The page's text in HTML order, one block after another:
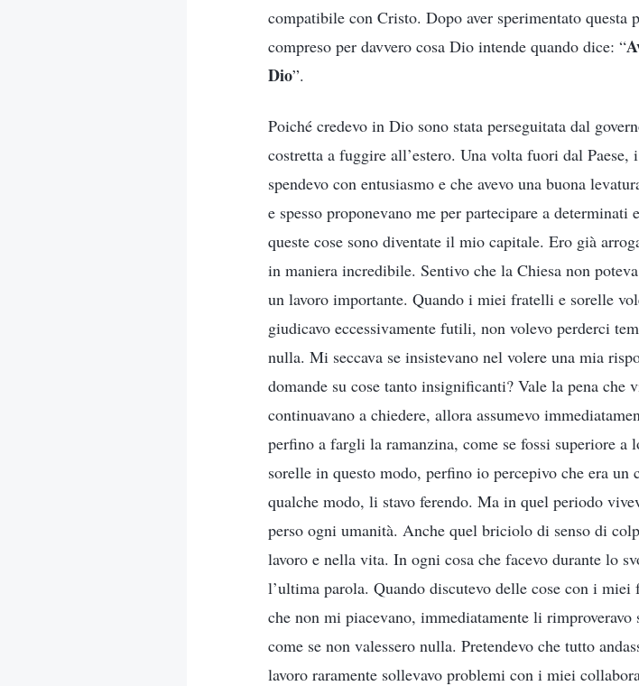
compatibile con Cristo. Dopo aver sperimentato questa
compreso per davvero cosa Dio intende quando dice: “
Dio”.
Poiché credevo in Dio sono stata perseguitata dal
costretta a fuggire all’estero. Una volta fuori dal
spendevo con entusiasmo e che avevo una buona
e spesso proponevano me per partecipare a
queste cose sono diventate il mio capitale. Ero già
in maniera incredibile. Sentivo che la Chiesa non
un lavoro importante. Quando i miei fratelli e sorelle
giudicavo eccessivamente futili, non volevo perderci
nulla. Mi seccava se insistevano nel volere una mia
domande su cose tanto insignificanti? Vale la pena che
continuavano a chiedere, allora assumevo
perfino a fargli la ramanzina, come se fossi superiore
sorelle in questo modo, perfino io percepivo che era
qualche modo, li stavo ferendo. Ma in quel periodo
perso ogni umanità. Anche quel briciolo di senso di
lavoro e nella vita. In ogni cosa che facevo durante lo
l’ultima parola. Quando discutevo delle cose con i
che non mi piacevano, immediatamente li
come se non valessero nulla. Pretendevo che tutto
lavoro raramente sollevavo problemi con i miei